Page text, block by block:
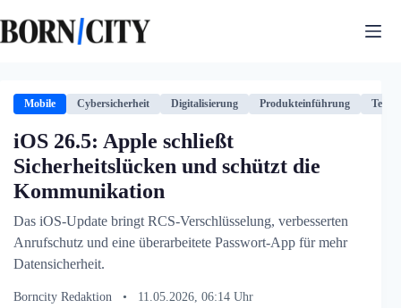
Inhalt
springen
Mobile Cybersicherheit Digitalisierung Produkteinführung
iOS 26.5: Apple schließt
Sicherheitslücken und schützt die
Kommunikation
Das iOS-Update bringt RCS-Verschlüsselung, verbesserten
Anrufschutz und eine überarbeitete Passwort-App für mehr
Datensicherheit.
Borncity Redaktion • 11.05.2026, 06:14 Uhr